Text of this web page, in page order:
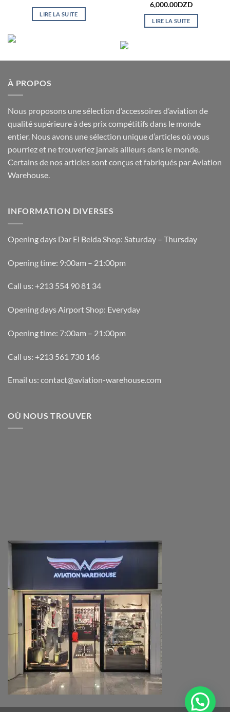
LIRE LA SUITE
6,000.00DZD
LIRE LA SUITE
À PROPOS
Nous proposons une sélection d’accessoires d’aviation de
qualité supérieure à des prix compétitifs dans le monde
entier. Nous avons une sélection unique d’articles où vous
pourriez et ne trouveriez jamais ailleurs dans le monde.
Certains de nos articles sont conçus et fabriqués par Aviation
Warehouse.
INFORMATION DIVERSES
Opening days Dar El Beida Shop: Saturday – Thursday
Opening time: 9:00am – 21:00pm
Call us: +213 554 90 81 34
Opening days Airport Shop: Everyday
Opening time: 7:00am – 21:00pm
Call us: +213 561 730 146
Email us: contact@aviation-warehouse.com
OÙ NOUS TROUVER